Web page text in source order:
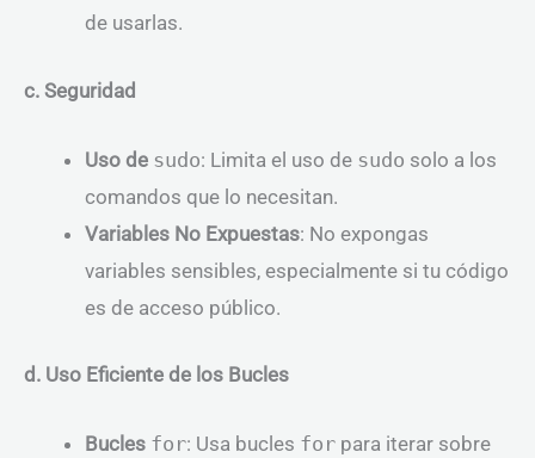
de usarlas.
c. Seguridad
Uso de sudo: Limita el uso de sudo solo a los
comandos que lo necesitan.
Variables No Expuestas: No expongas
variables sensibles, especialmente si tu código
es de acceso público.
d. Uso Eficiente de los Bucles
Bucles for: Usa bucles for para iterar sobre